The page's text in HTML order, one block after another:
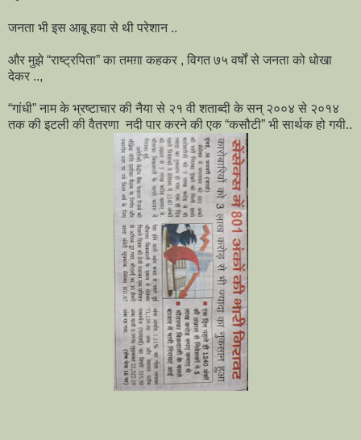
जनता भी इस आबू हवा से थी परेशान ..
और मुझे “राष्ट्रपिता” का तमग़ा कहकर , विगत ७५ वर्षों से जनता को धोखा
देकर ..,
“गांधी” नाम के भ्रष्टाचार की नैया से २१ वी शताब्दी के सन् २००४ से २०१४
तक की इटली की वैतरणा नदी पार करने की एक “कसौटी” भी सार्थक हो गयी..